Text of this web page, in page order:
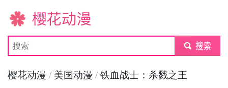
樱花动漫
submit
樱花动漫 / 美国动漫 / 铁血战士：杀戮之王